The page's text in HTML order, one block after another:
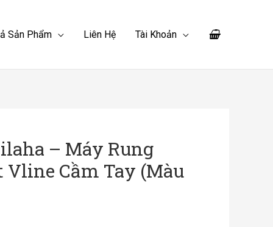
Sản Phẩm Liên Hệ Tài Khoản
– Máy Rung
Vline Cầm Tay (Màu